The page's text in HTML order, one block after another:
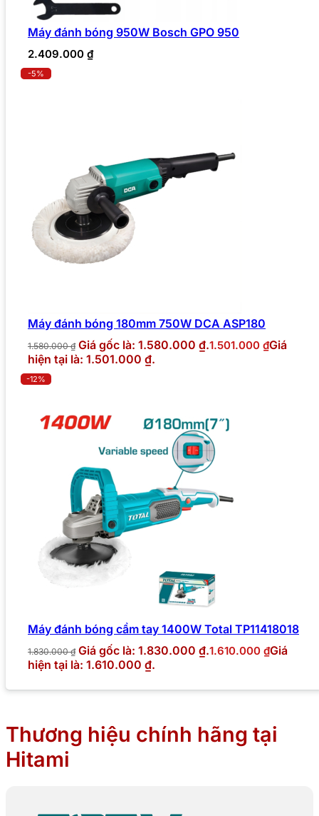
Máy đánh bóng 950W Bosch GPO 950
2.409.000 ₫
-5%
Máy đánh bóng 180mm 750W DCA ASP180
1.580.000₫ Giá gốc là: 1.580.000 ₫.1.501.000 ₫Giá
hiện tại là: 1.501.000 ₫.
-12%
Máy đánh bóng cầm tay 1400W Total TP11418018
1.830.000₫ Giá gốc là: 1.830.000 ₫.1.610.000 ₫Giá
hiện tại là: 1.610.000 ₫.
Thương hiệu chính hãng tại
Hitami